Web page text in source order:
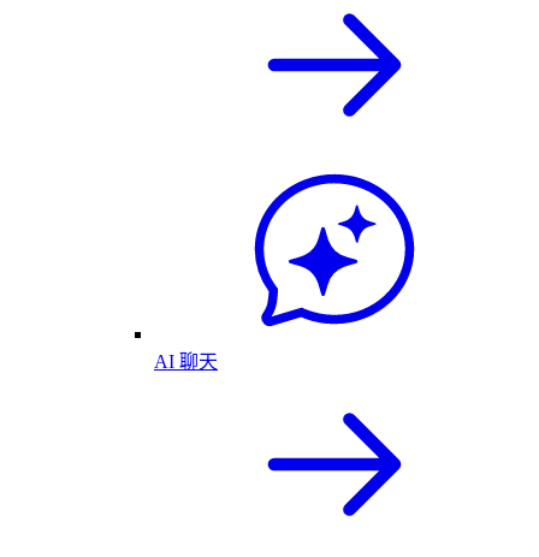
AI 聊天